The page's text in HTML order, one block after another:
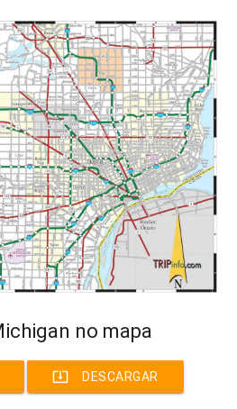
no mapa
system_update_alt DESCARGAR